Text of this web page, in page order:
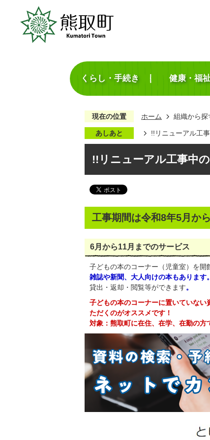
くらし・手続き 健康・福
現在の位置 ホーム 組織から探
あしあと !!リニューアル工
!!リニューアル工事中
工事期間は令和8年5月か
6月から11月までのサービス
子どもの本のコーナー（児童室）を開
雑誌や新聞、大人向けの本もあります。
貸出・返却・閲覧等ができます。
子どもの本のコーナーに置いていな
ただくのがオススメです！
対象：熊取町に在住、在学、在勤の方